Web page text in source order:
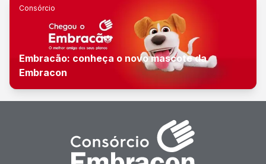
Consórcio
Embracão: conheça o novo mascote da
Embracon